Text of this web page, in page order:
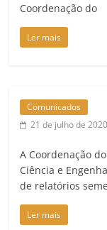
Coordenação do
Ler mais
Comunicados
21 de julho de 2020
A Coordenação
Ciência e
de relatórios
Ler mais